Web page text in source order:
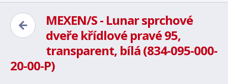
MEXEN/S - Lunar sprchové
dveře křídlové pravé 95,
transparent, bílá (834-095-000-
20-00-P)